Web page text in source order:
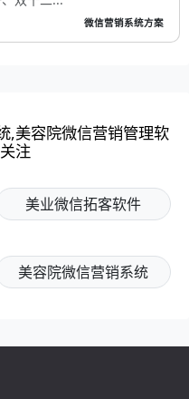
微信营销系统方案
,美容院微信营销管理软
注
美业微信拓客软件
美容院微信营销系统